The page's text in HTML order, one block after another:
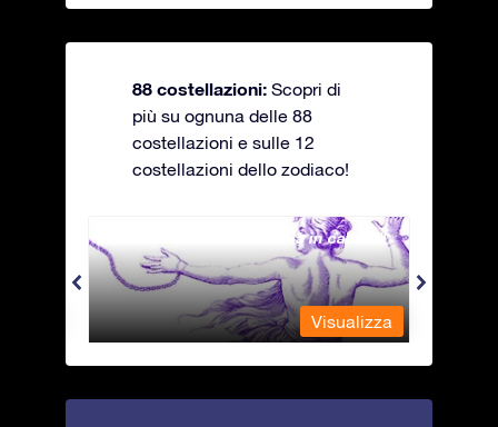
88 costellazioni: Scopri di
più su ognuna delle 88
costellazioni e sulle 12
costellazioni dello zodiaco!
Andromeda - La fanciulla in catene
Visualizza